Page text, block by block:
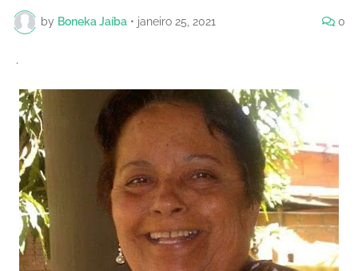
by Boneka Jaíba • janeiro 25, 2021 0
.